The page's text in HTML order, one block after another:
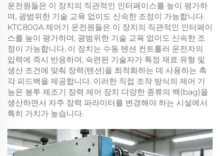
운전원들은 이 장치의 직관적인 인터페이스를 높이 평가하
며, 광범위한 기술 교육 없이도 신속한 조정이 가능합니다.
KTC800A 제어기 운전원들은 이 장치의 직관적인 인터페이
스를 높이 평가하며, 광범위한 기술 교육 없이도 신속한 조
정이 가능합니다. 이 장치는 수동 텐션 컨트롤러 운전자의
입력에 즉시 반응하여, 숙련된 기술자가 특정 재료 유형 및
생산 조건에 맞춰 장력(텐션)을 최적화하는 데 사용하는 촉
각 피드백을 제공합니다. 이러한 직접 조작 방식의 제어 기
능은 봉투 제조기 장력 제어 장치 다양한 종류의 백(bag)을
생산하면서 자주 장력 파라미터를 변경해야 하는 시설에서
특히 가치가 높습니다.